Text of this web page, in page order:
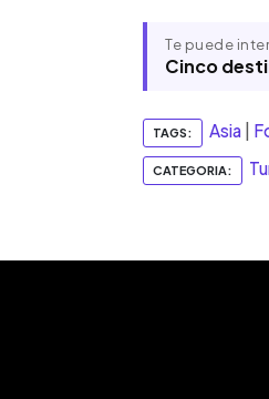
Te puede
Cinco
TAGS: Asia
CATEGORIA: